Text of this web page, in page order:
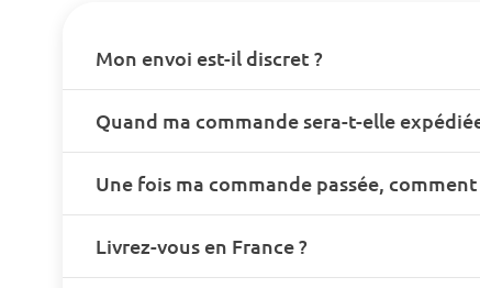
Mon envoi est-il discret ?
Quand ma commande sera-t-elle
Une fois ma commande passée,
Livrez-vous en France ?